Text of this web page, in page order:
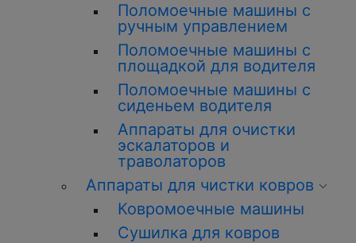
Поломоечные машины с
ручным управлением
Поломоечные машины с
площадкой для водителя
Поломоечные машины с
сиденьем водителя
Аппараты для очистки
эскалаторов и
траволаторов
Аппараты для чистки ковров
Ковромоечные машины
Сушилка для ковров